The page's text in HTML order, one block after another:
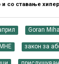
со ставање
Goran
закон за